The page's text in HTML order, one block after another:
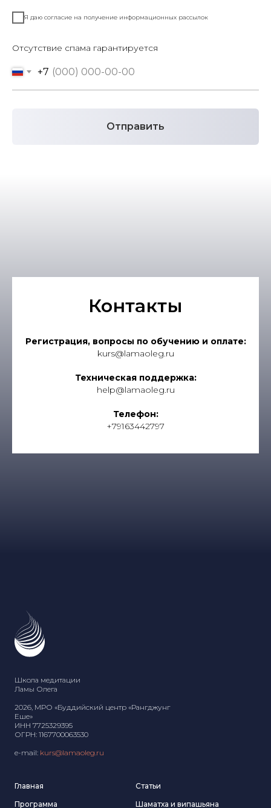
Я даю согласие на получение информационных рассылок
Отсутствие спама гарантируется
+7
Отправить
Контакты
Регистрация, вопросы по обучению и оплате:
kurs@lamaoleg.ru
Техническая поддержка:
help@lamaoleg.ru
Телефон:
+79163442797
Школа медитации
Ламы Олега
2026, МРО «Буддийский центр «Рангджунг
Еше»
ИНН 7725329395
ОГРН: 1167700063530
e-mail: kurs@lamaoleg.ru
Главная
Программа
Статьи
Шаматха и випашьяна